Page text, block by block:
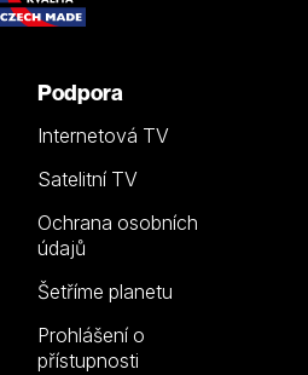
Podpora
Internetová TV
Satelitní TV
Ochrana osobních
údajů
Šetříme planetu
Prohlášení o
přístupnosti